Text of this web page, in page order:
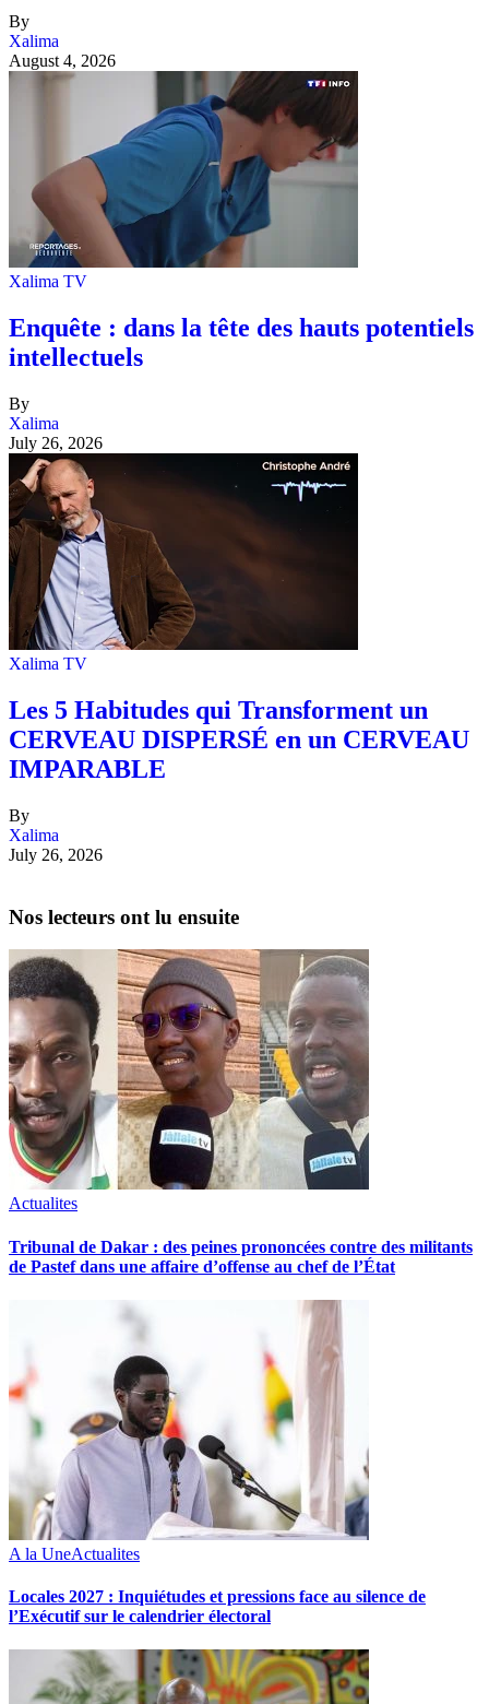
By
Xalima
August 4, 2026
Xalima TV
Enquête : dans la tête des hauts potentiels
intellectuels
By
Xalima
July 26, 2026
Xalima TV
Les 5 Habitudes qui Transforment un
CERVEAU DISPERSÉ en un CERVEAU
IMPARABLE
By
Xalima
July 26, 2026
Nos lecteurs ont lu ensuite
Actualites
Tribunal de Dakar : des peines prononcées contre des militants
de Pastef dans une affaire d’offense au chef de l’État
A la UneActualites
Locales 2027 : Inquiétudes et pressions face au silence de
l’Exécutif sur le calendrier électoral